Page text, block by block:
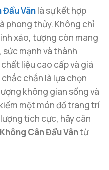
Đẩu Vânlà sự kết hợp
phong thủy. Không chỉ
xảo, tượng còn mang
sức mạnh và thành
liệu cao cấp và giá
chắn là lựa chọn
không gian sống và
một món đồ trang trí
tích cực, hãy cân
Cân Đẩu Vântừ